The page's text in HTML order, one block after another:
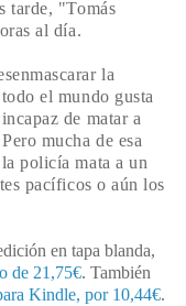
tarde, "Tomás
al día.
la
el mundo gusta
de matar a
mucha de esa
policía mata a un
pacíficos o aún los
en tapa blanda,
de 21,75€. También
Kindle, por 10,44€.